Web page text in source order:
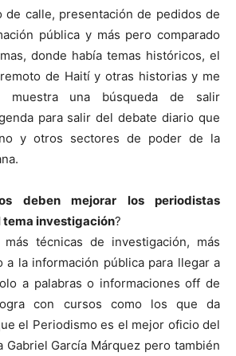
de calle, presentación de pedidos de
pública y más pero comparado
donde había temas históricos, el
de Haití y otras historias y me
muestra una búsqueda de salir
para salir del debate diario que
y otros sectores de poder de la
deben mejorar los periodistas
tema investigación?
técnicas de investigación, más
a la información pública para llegar a
a palabras o informaciones off de
con cursos como los que da
el Periodismo es el mejor oficio del
Gabriel García Márquez pero también